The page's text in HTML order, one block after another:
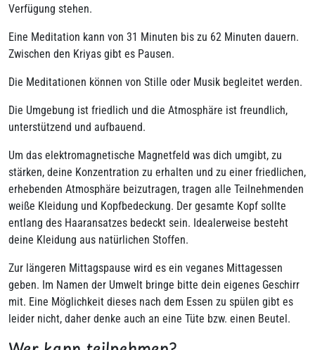
Verfügung stehen.
Eine Meditation kann von 31 Minuten bis zu 62 Minuten dauern.
Zwischen den Kriyas gibt es Pausen.
Die Meditationen können von Stille oder Musik begleitet werden.
Die Umgebung ist friedlich und die Atmosphäre ist freundlich,
unterstützend und aufbauend.
Um das elektromagnetische Magnetfeld was dich umgibt, zu
stärken, deine Konzentration zu erhalten und zu einer friedlichen,
erhebenden Atmosphäre beizutragen, tragen alle Teilnehmenden
weiße Kleidung und Kopfbedeckung. Der gesamte Kopf sollte
entlang des Haaransatzes bedeckt sein. Idealerweise besteht
deine Kleidung aus natürlichen Stoffen.
Zur längeren Mittagspause wird es ein veganes Mittagessen
geben. Im Namen der Umwelt bringe bitte dein eigenes Geschirr
mit. Eine Möglichkeit dieses nach dem Essen zu spülen gibt es
leider nicht, daher denke auch an eine Tüte bzw. einen Beutel.